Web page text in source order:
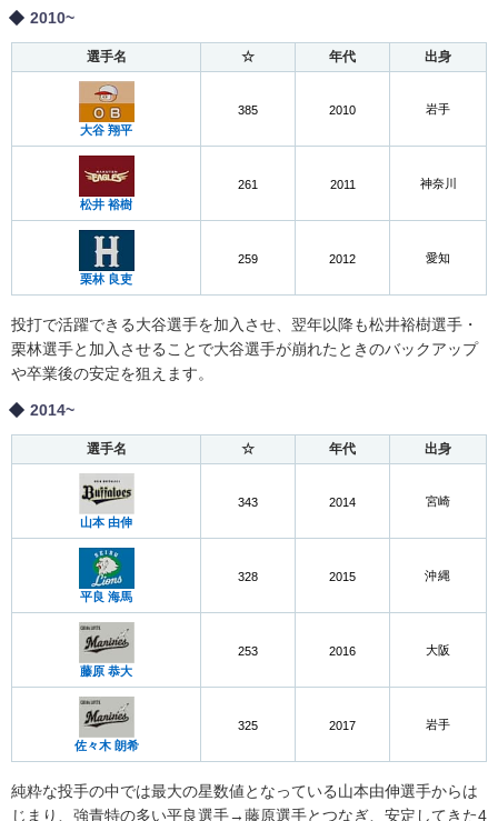
2010~
選手名 ☆ 年代 出身
大谷 翔平
385 2010 岩手
松井 裕樹
261 2011 神奈川
栗林 良吏
259 2012 愛知
投打で活躍できる大谷選手を加入させ、翌年以降も松井裕樹選手・
栗林選手と加入させることで大谷選手が崩れたときのバックアップ
や卒業後の安定を狙えます。
2014~
選手名 ☆ 年代 出身
山本 由伸
343 2014 宮崎
平良 海馬
328 2015 沖縄
藤原 恭大
253 2016 大阪
佐々木 朗希
325 2017 岩手
純粋な投手の中では最大の星数値となっている山本由伸選手からは
じまり、強青特の多い平良選手→藤原選手とつなぎ、安定してきた4